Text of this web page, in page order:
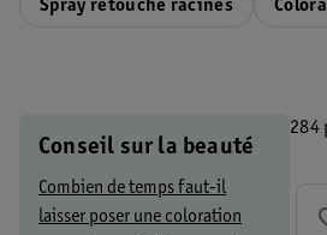
Spray retouche racines
Conseil sur la beauté
Combien de temps faut-il
laisser poser une coloration
284